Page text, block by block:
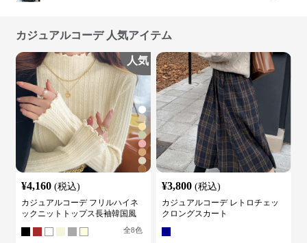
人気
4,160 (税込)
カジュアルコーデ フリルハイネ
ックニットトップス長袖韓国風
全 8色
¥3,800 (税込)
カジュアルコーデ レトロチェッ
クロングスカート
人気